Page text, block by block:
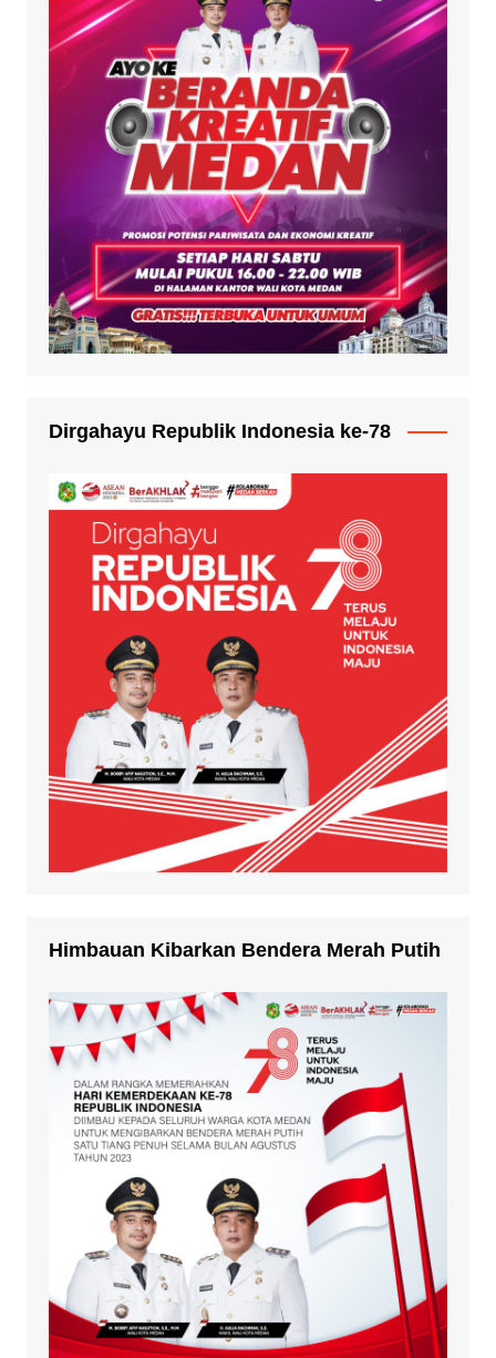
Dirgahayu Republik Indonesia ke-78
Himbauan Kibarkan Bendera Merah Putih